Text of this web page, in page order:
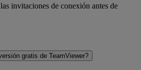
invitaciones de conexión antes de
gratis de TeamViewer?